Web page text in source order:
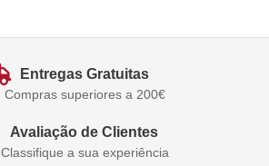
Entregas Gratuitas
Compras superiores a 200€
Avaliação de Clientes
Classifique a sua experiência